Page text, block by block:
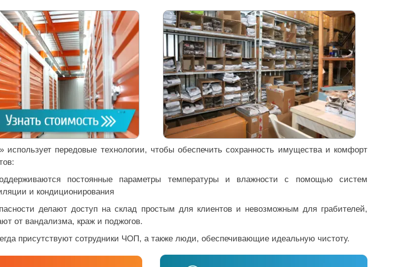
использует передовые технологии, чтобы обеспечить сохранность имущества и комфорт
постоянные параметры температуры и влажности с помощью систем
и кондиционирования
делают доступ на склад простым для клиентов и невозможным для грабителей,
от вандализма, краж и поджогов.
присутствуют сотрудники ЧОП, а также люди, обеспечивающие идеальную чистоту.